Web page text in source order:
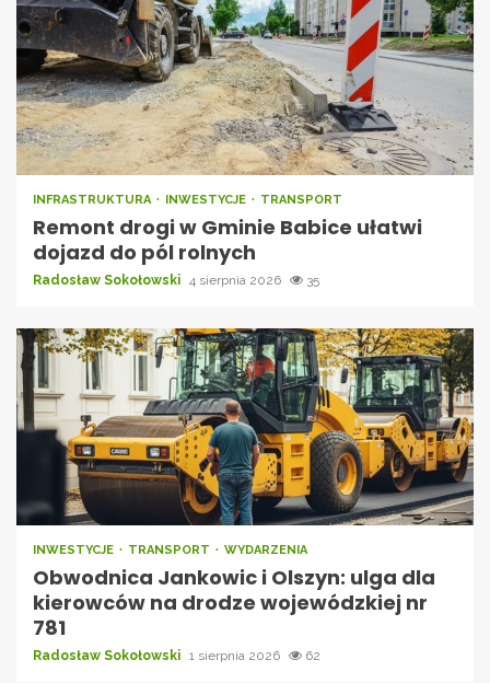
INFRASTRUKTURA INWESTYCJE TRANSPORT
Remont drogi w Gminie Babice ułatwi
dojazd do pól rolnych
Radosław Sokołowski 4 sierpnia 2026 35
INWESTYCJE TRANSPORT WYDARZENIA
Obwodnica Jankowic i Olszyn: ulga dla
kierowców na drodze wojewódzkiej nr
781
Radosław Sokołowski 1 sierpnia 2026 62